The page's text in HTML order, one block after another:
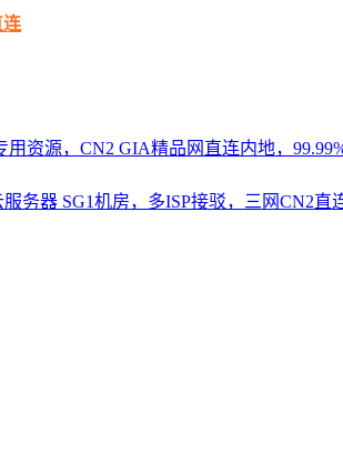
连
用资源，CN2 GIA精品网直连内地，
服务器 SG1机房，多ISP接驳，三网CN2直